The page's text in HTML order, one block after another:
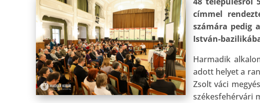
címmel
számára pedig
István-
Harmadik
adott helyet a
Zsolt váci
székesfehérvári